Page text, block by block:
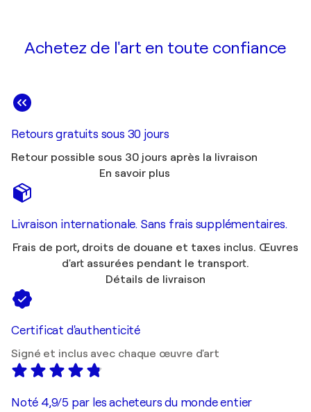
Achetez de l'art en toute confiance
Retours gratuits sous 30 jours
Retour possible sous 30 jours après la livraison
En savoir plus
Livraison internationale. Sans frais supplémentaires.
Frais de port, droits de douane et taxes inclus. Œuvres
d'art assurées pendant le transport.
Détails de livraison
Certificat d'authenticité
Signé et inclus avec chaque œuvre d'art
Noté 4,9/5 par les acheteurs du monde entier